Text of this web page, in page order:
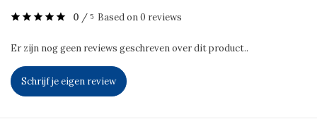
0 / 5 Based on 0 reviews
Er zijn nog geen reviews geschreven over dit product..
Schrijf je eigen review